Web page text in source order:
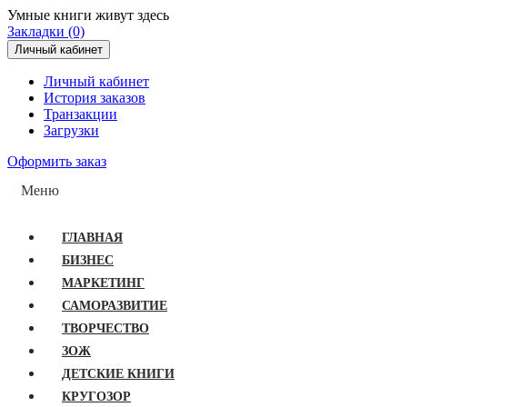
Умные книги живут здесь
Закладки (0)
Личный кабинет
Личный кабинет
История заказов
Транзакции
Загрузки
Оформить заказ
Меню
ГЛАВНАЯ
БИЗНЕС
МАРКЕТИНГ
САМОРАЗВИТИЕ
ТВОРЧЕСТВО
ЗОЖ
ДЕТСКИЕ КНИГИ
КРУГОЗОР